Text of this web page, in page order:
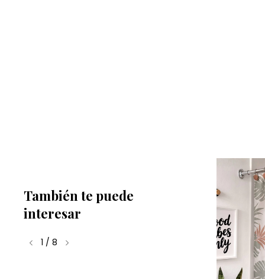
También te puede
interesar
1 / 8